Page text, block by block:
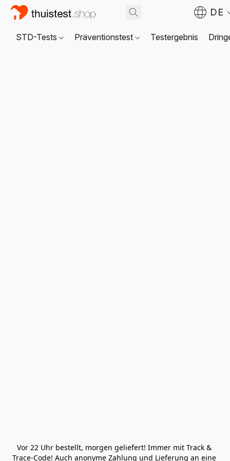
DE
STD-Tests Präventionstest Testergebnis
Vor 22 Uhr bestellt, morgen geliefert! Immer mit Track &
Trace-Code! Auch anonyme Zahlung und Lieferung an eine